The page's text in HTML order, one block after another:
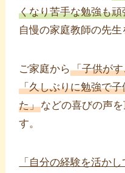
くなり苦手な勉強も
自慢の家庭教師の先生
ご家庭から「子供が
「久しぶりに勉強で
た」などの喜びの声
す。
「自分の経験を活か